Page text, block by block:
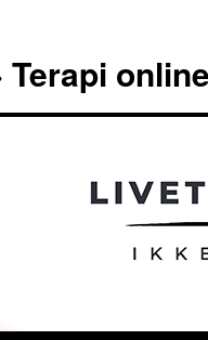
Terapi